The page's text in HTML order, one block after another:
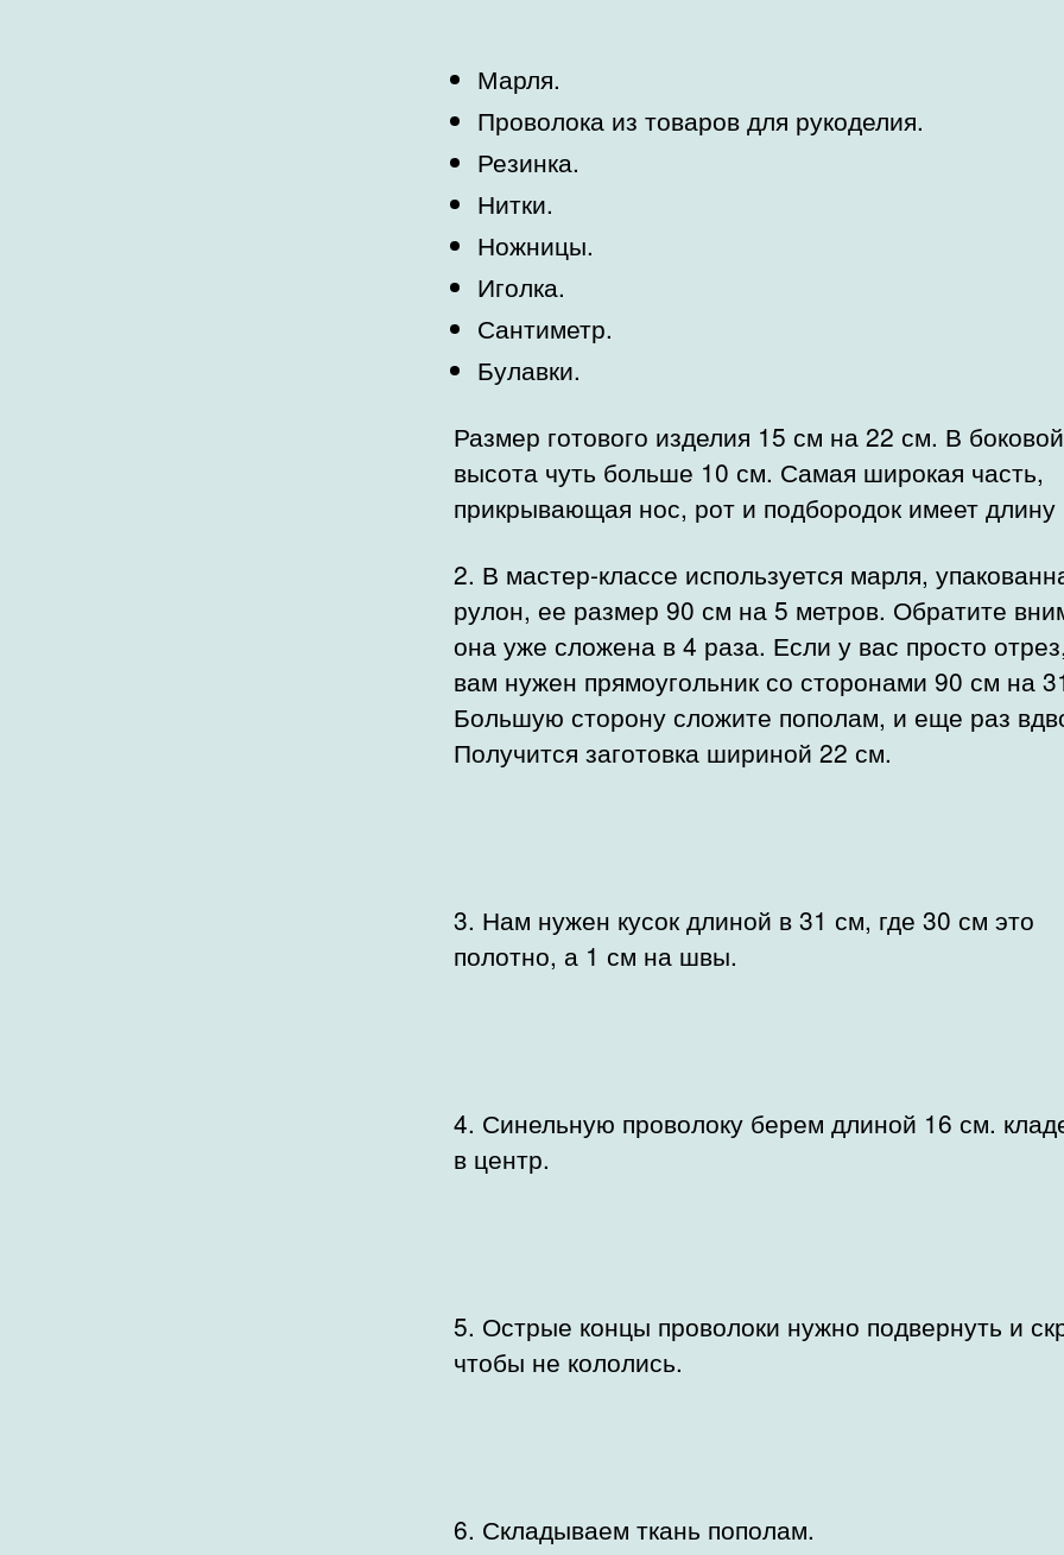
Марля.
Проволока из товаров для рукоделия.
Резинка.
Нитки.
Ножницы.
Иголка.
Сантиметр.
Булавки.
Размер готового изделия 15 см на 22 см. В
высота чуть больше 10 см. Самая широкая часть,
прикрывающая нос, рот и подбородок имеет длину
2. В мастер-классе используется марля,
рулон, ее размер 90 см на 5 метров. Обратите
она уже сложена в 4 раза. Если у вас просто
вам нужен прямоугольник со сторонами 90 см на
Большую сторону сложите пополам, и еще раз
Получится заготовка шириной 22 см.
3. Нам нужен кусок длиной в 31 см, где 30 см это
полотно, а 1 см на швы.
4. Синельную проволоку берем длиной 16 см.
в центр.
5. Острые концы проволоки нужно подвернуть и
чтобы не кололись.
6. Складываем ткань пополам.